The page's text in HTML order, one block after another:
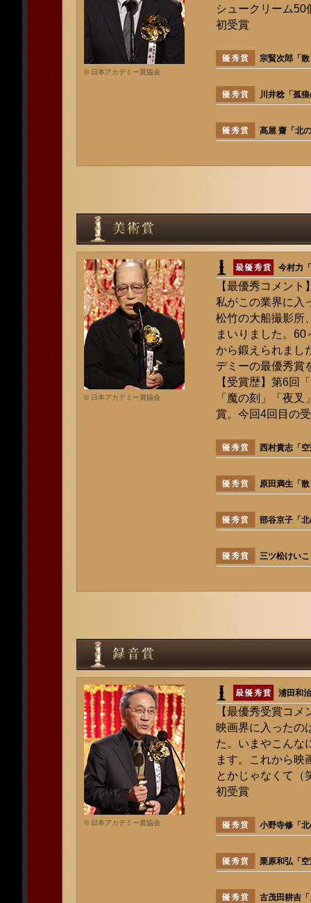
© 日本アカデミー賞協会
シュークリーム
初受賞
宗賢次郎「
川井稔「孤
髙屋 齋「北
© 日本アカデミー賞協会
今村力
【最優秀コメント
私がこの業界に入
松竹の大船撮影所
まいりました。
から鍛えられまし
デミーの最優秀賞
【受賞歴】第6回
「魔の刻」「夜
賞。今回4回目の
西村貴志「
原田満生「
部谷京子「
三ツ松けい
© 日本アカデミー賞協会
浦田和
【最優秀受賞コメ
映画界に入ったの
た。いまやこんな
ます。これから映
とかじゃなくて（
初受賞
小野寺修「
栗原和弘「
古茂田耕吉